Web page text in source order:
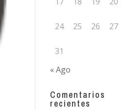
24 25 26 27
31
« Ago
Comentarios
recientes